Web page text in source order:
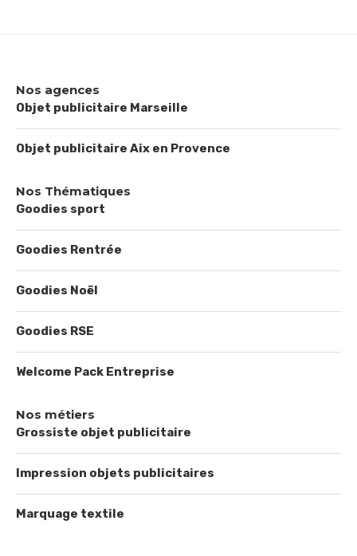
Nos agences
Objet publicitaire Marseille
Objet publicitaire Aix en Provence
Nos Thématiques
Goodies sport
Goodies Rentrée
Goodies Noël
Goodies RSE
Welcome Pack Entreprise
Nos métiers
Grossiste objet publicitaire
Impression objets publicitaires
Marquage textile